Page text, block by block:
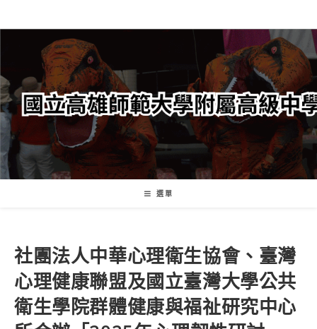
轉
要
內
容
選單
社團法人中華心理衛生協會、臺灣
心理健康聯盟及國立臺灣大學公共
衛生學院群體健康與福祉研究中心